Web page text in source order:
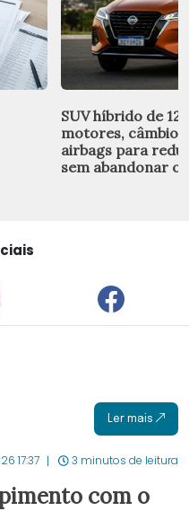
SUV híbrido de
motores, câmbio
airbags para
sem abandonar o
Ler mais
17:37 3 minutos de leitura
com o